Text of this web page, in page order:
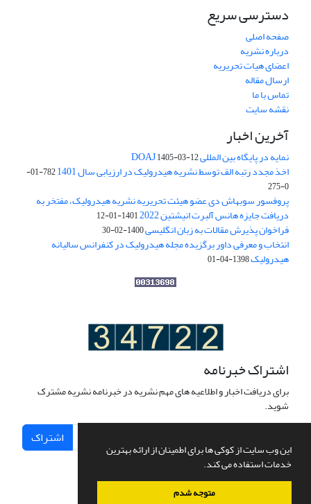
این وب سایت از کوکی ها برای اطمینان از ارائه بهترین
خدمات استفاده می کند.
متوجه شدم
دسترسی سریع
صفحه اصلی
درباره نشریه
اعضای هیات تحریریه
ارسال مقاله
تماس با ما
نقشه سایت
آخرین اخبار
نمایه در پایگاه بین المللی DOAJ1405-03-12
اخذ مجدد رتبه الف توسط نشریه هیدرولیک در ارزیابی سال 1401
782-01-
0-275
پروفسور سوبهاش دی عضو هیئت تحریریه نشریه هیدرولیک، مفتخر به
دریافت جایزه هانس آلبرت انیشتین 2022 1401-01-12
فراخوان پذیرش مقالات به زبان انگلیسی1400-02-30
انتخاب و معرفی داور برگزیده مجله هیدرولیک در کنفرانس سالیانه
هیدرولیک1398-04-01
اشتراک خبرنامه
برای دریافت اخبار و اطلاعیه های مهم نشریه در خبرنامه نشریه مشترک
شوید.
اشتراک